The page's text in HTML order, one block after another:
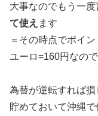
大事なのでもう一
て使え ます
＝その時点でポイ
ユーロ=160円なので
為替が逆転すれば
貯めておいて沖縄